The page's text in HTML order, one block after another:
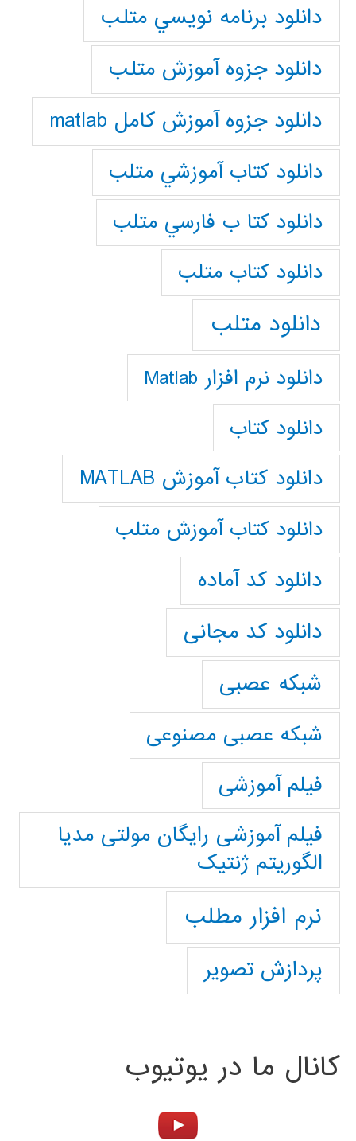
دانلود برنامه نويسي متلب
دانلود جزوه آموزش متلب
دانلود جزوه آموزش کامل matlab
دانلود كتاب آموزشي متلب
دانلود كتا ب فارسي متلب
دانلود كتاب متلب
دانلود متلب
دانلود نرم افزار Matlab
دانلود کتاب
دانلود کتاب آموزش MATLAB
دانلود کتاب آموزش متلب
دانلود کد آماده
دانلود کد مجانی
شبکه عصبی
شبکه عصبی مصنوعی
فیلم آموزشی
فیلم آموزشی رایگان مولتی مدیا
الگوریتم ژنتیک
نرم افزار مطلب
پردازش تصویر
کانال ما در یوتیوب